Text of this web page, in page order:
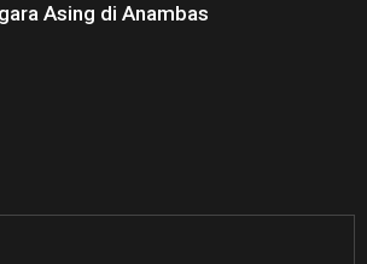
Asing di Anambas